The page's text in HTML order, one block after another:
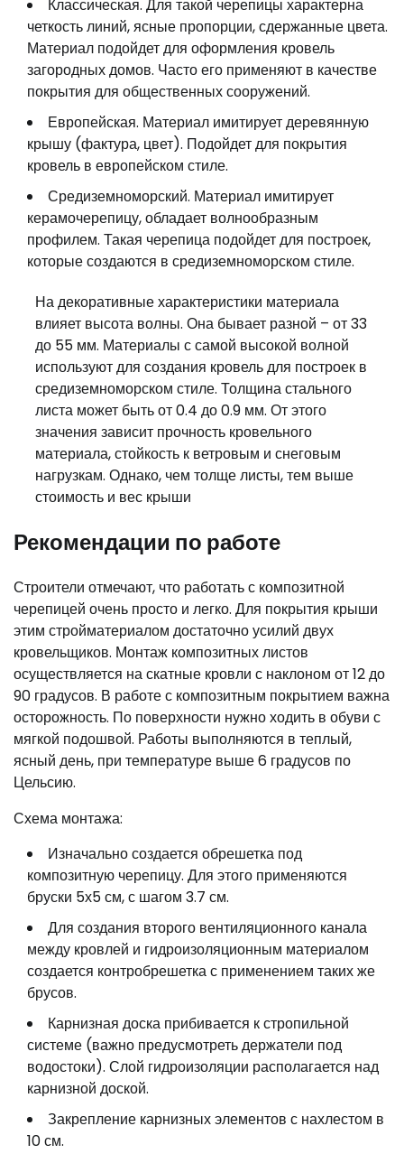
Классическая. Для такой черепицы характерна
четкость линий, ясные пропорции, сдержанные цвета.
Материал подойдет для оформления кровель
загородных домов. Часто его применяют в качестве
покрытия для общественных сооружений.
Европейская. Материал имитирует деревянную
крышу (фактура, цвет). Подойдет для покрытия
кровель в европейском стиле.
Средиземноморский. Материал имитирует
керамочерепицу, обладает волнообразным
профилем. Такая черепица подойдет для построек,
которые создаются в средиземноморском стиле.
На декоративные характеристики материала
влияет высота волны. Она бывает разной – от 33
до 55 мм. Материалы с самой высокой волной
используют для создания кровель для построек в
средиземноморском стиле. Толщина стального
листа может быть от 0.4 до 0.9 мм. От этого
значения зависит прочность кровельного
материала, стойкость к ветровым и снеговым
нагрузкам. Однако, чем толще листы, тем выше
стоимость и вес крыши
Рекомендации по работе
Строители отмечают, что работать с композитной
черепицей очень просто и легко. Для покрытия крыши
этим стройматериалом достаточно усилий двух
кровельщиков. Монтаж композитных листов
осуществляется на скатные кровли с наклоном от 12 до
90 градусов. В работе с композитным покрытием важна
осторожность. По поверхности нужно ходить в обуви с
мягкой подошвой. Работы выполняются в теплый,
ясный день, при температуре выше 6 градусов по
Цельсию.
Схема монтажа:
Изначально создается обрешетка под
композитную черепицу. Для этого применяются
бруски 5х5 см, с шагом 3.7 см.
Для создания второго вентиляционного канала
между кровлей и гидроизоляционным материалом
создается контробрешетка с применением таких же
брусов.
Карнизная доска прибивается к стропильной
системе (важно предусмотреть держатели под
водостоки). Слой гидроизоляции располагается над
карнизной доской.
Закрепление карнизных элементов с нахлестом в
10 см.